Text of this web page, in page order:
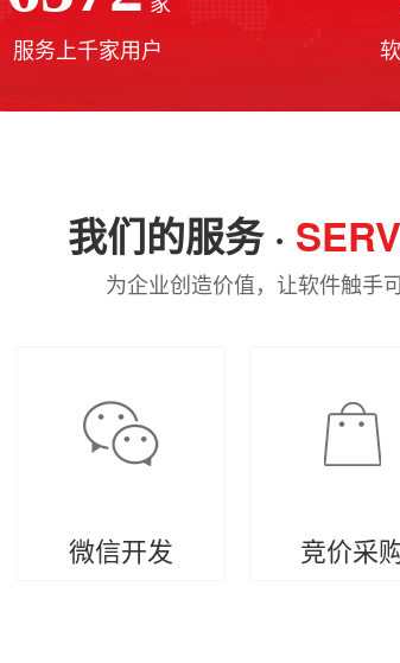
服务上千家用户
我们的服务 ·
为企业创造价值，让软件触手
微信开发 竞价采